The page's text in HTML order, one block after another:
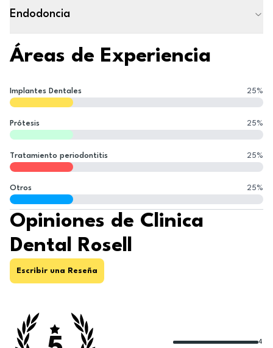
Endodoncia
Áreas de Experiencia
Implantes Dentales 25%
Prótesis 25%
Tratamiento periodontitis 25%
Otros 25%
Opiniones de Clinica
Dental Rosell
Escribir una Reseña
4